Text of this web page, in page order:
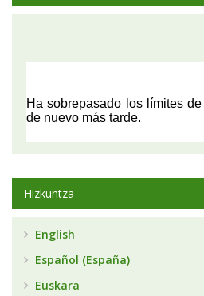
Hizkuntza
English
Español (España)
Euskara